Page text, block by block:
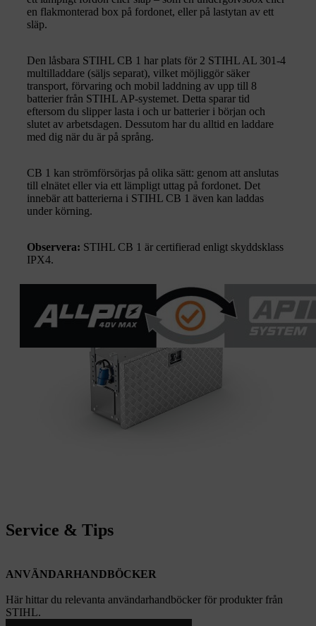
en flakmonterad box på fordonet, eller på lastytan av ett
släp.
Den låsbara STIHL CB 1 har plats för 2 STIHL AL 301-4
multilladdare (säljs separat), vilket möjliggör säker
transport, förvaring och mobil laddning av upp till 8
batterier från STIHL AP-systemet. Detta sparar tid
eftersom du slipper lasta i och ur batterier i början och
slutet av arbetsdagen. Dessutom har du alltid en laddare
med dig när du är på språng.
CB 1 kan strömförsörjas på olika sätt: genom att anslutas
till elnätet eller via ett lämpligt uttag på fordonet. Det
innebär att batterierna i STIHL CB 1 även kan laddas
under körning.
Observera: STIHL CB 1 är certifierad enligt skyddsklass
IPX4.
Service & Tips
ANVÄNDARHANDBÖCKER
Här hittar du relevanta användarhandböcker för produkter från
STIHL.